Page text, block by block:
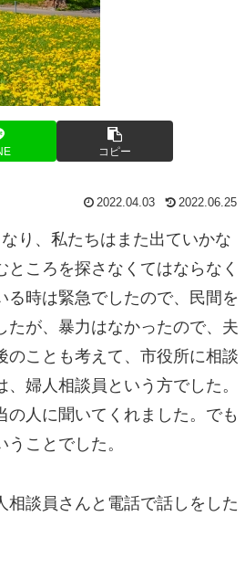
コピー
2022.04.03 2022.06.25
り、私たちはまた出ていかな
ころを探さなくてはならなく
時は緊急でしたので、民間を
たが、暴力はなかったので、夫
のことも考えて、市役所に相談
婦人相談員という方でした。
人に聞いてくれました。でも
ことでした。
談員さんと電話で話しをした